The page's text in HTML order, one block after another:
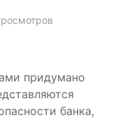
придумано
банка,